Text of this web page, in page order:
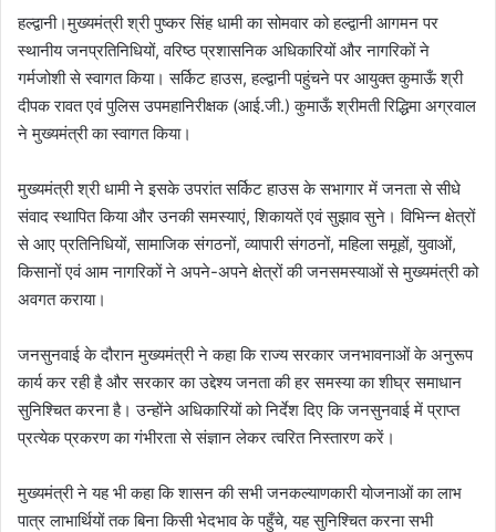
हल्द्वानी।मुख्यमंत्री श्री पुष्कर सिंह धामी का सोमवार को हल्द्वानी आगमन पर
स्थानीय जनप्रतिनिधियों, वरिष्ठ प्रशासनिक अधिकारियों और नागरिकों ने
गर्मजोशी से स्वागत किया। सर्किट हाउस, हल्द्वानी पहुंचने पर आयुक्त कुमाऊँ श्री
दीपक रावत एवं पुलिस उपमहानिरीक्षक (आई.जी.) कुमाऊँ श्रीमती रिद्धिमा अग्रवाल
ने मुख्यमंत्री का स्वागत किया।
मुख्यमंत्री श्री धामी ने इसके उपरांत सर्किट हाउस के सभागार में जनता से सीधे
संवाद स्थापित किया और उनकी समस्याएं, शिकायतें एवं सुझाव सुने। विभिन्न क्षेत्रों
से आए प्रतिनिधियों, सामाजिक संगठनों, व्यापारी संगठनों, महिला समूहों, युवाओं,
किसानों एवं आम नागरिकों ने अपने-अपने क्षेत्रों की जनसमस्याओं से मुख्यमंत्री को
अवगत कराया।
जनसुनवाई के दौरान मुख्यमंत्री ने कहा कि राज्य सरकार जनभावनाओं के अनुरूप
कार्य कर रही है और सरकार का उद्देश्य जनता की हर समस्या का शीघ्र समाधान
सुनिश्चित करना है। उन्होंने अधिकारियों को निर्देश दिए कि जनसुनवाई में प्राप्त
प्रत्येक प्रकरण का गंभीरता से संज्ञान लेकर त्वरित निस्तारण करें।
मुख्यमंत्री ने यह भी कहा कि शासन की सभी जनकल्याणकारी योजनाओं का लाभ
पात्र लाभार्थियों तक बिना किसी भेदभाव के पहुँचे, यह सुनिश्चित करना सभी